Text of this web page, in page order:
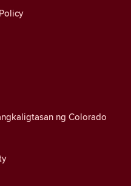
ng Colorado